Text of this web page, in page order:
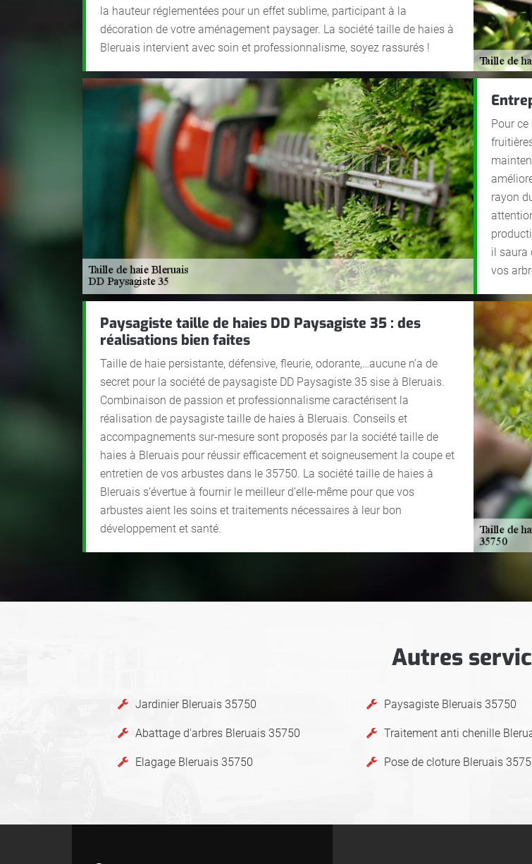
la hauteur réglementées pour un effet sublime, participant à la
décoration de votre aménagement paysager. La société taille de haies à
Bleruais intervient avec soin et professionnalisme, soyez rassurés !
Pour
rayon
il saura
vos
Paysagiste taille de haies DD Paysagiste 35 : des
réalisations bien faites
Taille de haie persistante, défensive, fleurie, odorante,…aucune n’a de
secret pour la société de paysagiste DD Paysagiste 35 sise à Bleruais.
Combinaison de passion et professionnalisme caractérisent la
réalisation de paysagiste taille de haies à Bleruais. Conseils et
accompagnements sur-mesure sont proposés par la société taille de
haies à Bleruais pour réussir efficacement et soigneusement la coupe et
entretien de vos arbustes dans le 35750. La société taille de haies à
Bleruais s’évertue à fournir le meilleur d’elle-même pour que vos
arbustes aient les soins et traitements nécessaires à leur bon
développement et santé.
Autres
Jardinier Bleruais 35750 Paysagiste Bleruais 35750
Abattage d'arbres Bleruais 35750 Traitement anti chenille
Elagage Bleruais 35750 Pose de cloture Bleruais